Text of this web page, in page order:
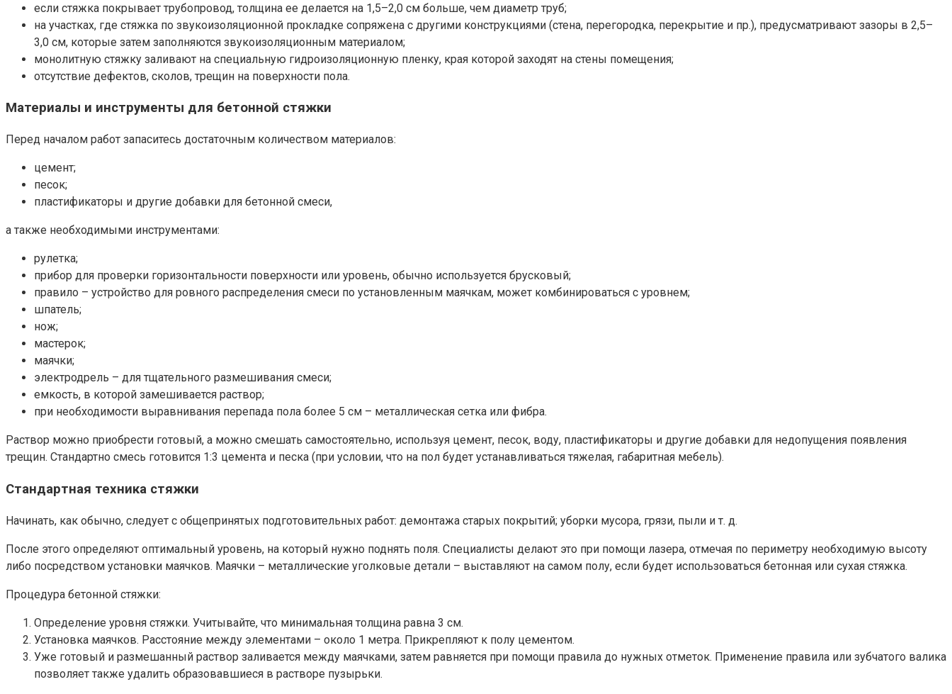
если стяжка покрывает трубопровод, толщина ее делается на 1,5–2,0 см больше, чем диаметр труб;
на участках, где стяжка по звукоизоляционной прокладке сопряжена с другими конструкциями (стена, перегородка, перекрытие и пр.), предусматривают зазоры в 2,5–
3,0 см, которые затем заполняются звукоизоляционным материалом;
монолитную стяжку заливают на специальную гидроизоляционную пленку, края которой заходят на стены помещения;
отсутствие дефектов, сколов, трещин на поверхности пола.
Материалы и инструменты для бетонной стяжки
Перед началом работ запаситесь достаточным количеством материалов:
цемент;
песок;
пластификаторы и другие добавки для бетонной смеси,
а также необходимыми инструментами:
рулетка;
прибор для проверки горизонтальности поверхности или уровень, обычно используется брусковый;
правило – устройство для ровного распределения смеси по установленным маячкам, может комбинироваться с уровнем;
шпатель;
нож;
мастерок;
маячки;
электродрель – для тщательного размешивания смеси;
емкость, в которой замешивается раствор;
при необходимости выравнивания перепада пола более 5 см – металлическая сетка или фибра.
Раствор можно приобрести готовый, а можно смешать самостоятельно, используя цемент, песок, воду, пластификаторы и другие добавки для недопущения появления
трещин. Стандартно смесь готовится 1:3 цемента и песка (при условии, что на пол будет устанавливаться тяжелая, габаритная мебель).
Стандартная техника стяжки
Начинать, как обычно, следует с общепринятых подготовительных работ: демонтажа старых покрытий; уборки мусора, грязи, пыли и т. д.
После этого определяют оптимальный уровень, на который нужно поднять поля. Специалисты делают это при помощи лазера, отмечая по периметру необходимую высоту
либо посредством установки маячков. Маячки – металлические уголковые детали – выставляют на самом полу, если будет использоваться бетонная или сухая стяжка.
Процедура бетонной стяжки:
Определение уровня стяжки. Учитывайте, что минимальная толщина равна 3 см.
Установка маячков. Расстояние между элементами – около 1 метра. Прикрепляют к полу цементом.
Уже готовый и размешанный раствор заливается между маячками, затем равняется при помощи правила до нужных отметок. Применение правила или зубчатого валика
позволяет также удалить образовавшиеся в растворе пузырьки.